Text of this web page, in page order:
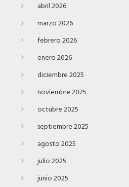
abril 2026
marzo 2026
febrero 2026
enero 2026
diciembre 2025
noviembre 2025
octubre 2025
septiembre 2025
agosto 2025
julio 2025
junio 2025